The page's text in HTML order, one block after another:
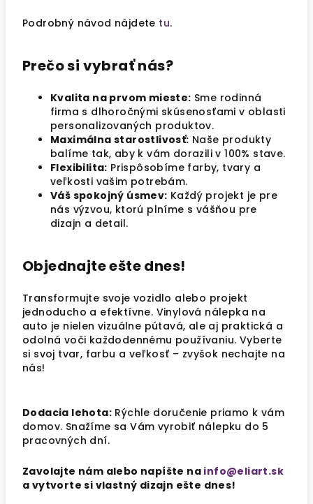
Podrobný návod nájdete tu.
Prečo si vybrať nás?
Kvalita na prvom mieste: Sme rodinná
firma s dlhoročnými skúsenosťami v oblasti
personalizovaných produktov.
Maximálna starostlivosť: Naše produkty
balíme tak, aby k vám dorazili v 100% stave.
Flexibilita: Prispôsobíme farby, tvary a
veľkosti vašim potrebám.
Váš spokojný úsmev: Každý projekt je pre
nás výzvou, ktorú plníme s vášňou pre
dizajn a detail.
Objednajte ešte dnes!
Transformujte svoje vozidlo alebo projekt
jednoducho a efektívne. Vinylová nálepka na
auto je nielen vizuálne pútavá, ale aj praktická a
odolná voči každodennému používaniu. Vyberte
si svoj tvar, farbu a veľkosť – zvyšok nechajte na
nás!
Dodacia lehota: Rýchle doručenie priamo k vám
domov. Snažíme sa Vám vyrobiť nálepku do 5
pracovných dní.
Zavolajte nám alebo napíšte na info@eliart.sk
a vytvorte si vlastný dizajn ešte dnes!